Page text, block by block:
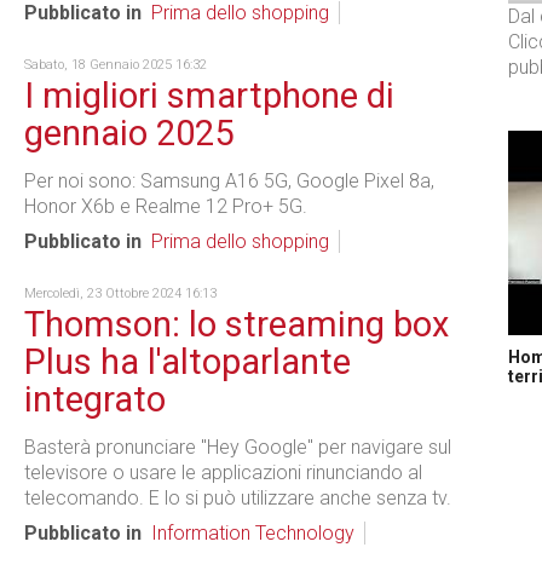
Pubblicato in Prima dello shopping
Sabato, 18 Gennaio 2025 16:32
I migliori smartphone di
gennaio 2025
Per noi sono: Samsung A16 5G, Google Pixel 8a,
Honor X6b e Realme 12 Pro+ 5G.
Pubblicato in Prima dello shopping
Mercoledì, 23 Ottobre 2024 16:13
Thomson: lo streaming box
Plus ha l'altoparlante
integrato
Basterà pronunciare "Hey Google" per navigare sul
televisore o usare le applicazioni rinunciando al
telecomando. E lo si può utilizzare anche senza tv.
Pubblicato in
Information Technology